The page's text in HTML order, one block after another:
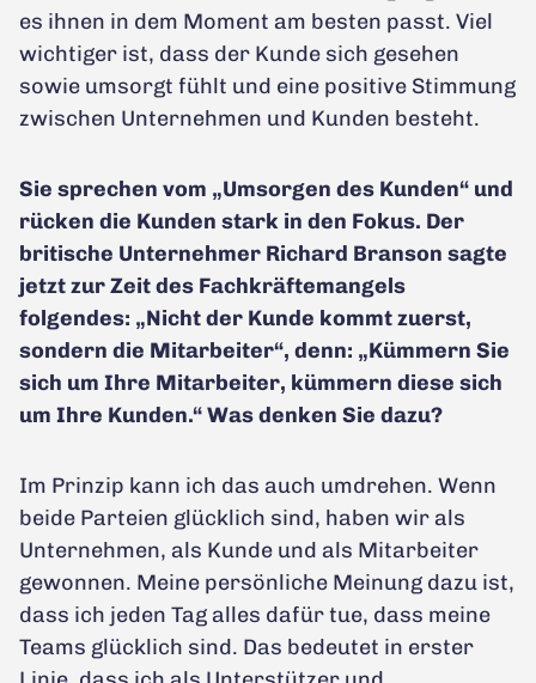
es ihnen in dem Moment am besten passt. Viel
wichtiger ist, dass der Kunde sich gesehen
sowie umsorgt fühlt und eine positive Stimmung
zwischen Unternehmen und Kunden besteht.
Sie sprechen vom „Umsorgen des Kunden“ und
rücken die Kunden stark in den Fokus. Der
britische Unternehmer Richard Branson sagte
jetzt zur Zeit des Fachkräftemangels
folgendes: „Nicht der Kunde kommt zuerst,
sondern die Mitarbeiter“, denn: „Kümmern Sie
sich um Ihre Mitarbeiter, kümmern diese sich
um Ihre Kunden.“ Was denken Sie dazu?
Im Prinzip kann ich das auch umdrehen. Wenn
beide Parteien glücklich sind, haben wir als
Unternehmen, als Kunde und als Mitarbeiter
gewonnen. Meine persönliche Meinung dazu ist,
dass ich jeden Tag alles dafür tue, dass meine
Teams glücklich sind. Das bedeutet in erster